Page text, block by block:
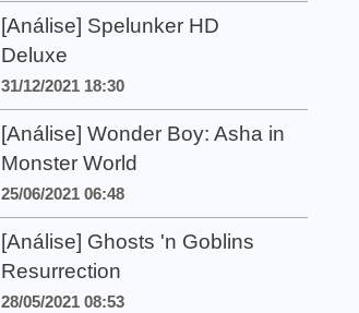
[Análise] Spelunker HD
Deluxe
31/12/2021 18:30
[Análise] Wonder Boy: Asha in
Monster World
25/06/2021 06:48
[Análise] Ghosts 'n Goblins
Resurrection
28/05/2021 08:53